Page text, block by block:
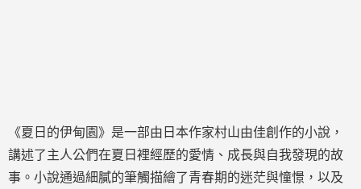
《夏日的伊甸園》是一部由日本作家村山由佳創作的小說，
講述了主人公們在夏日裡經歷的愛情、成長與自我發現的故
事。小說通過細膩的筆觸描繪了青春期的迷茫與憧憬，以及